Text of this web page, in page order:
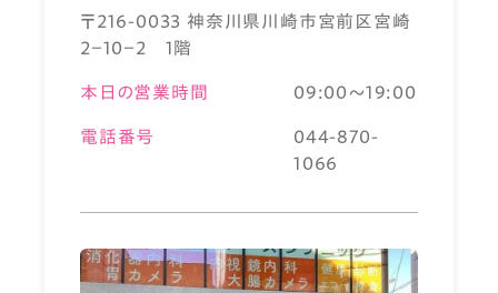
〒216-0033 神奈川県川崎市宮前区宮崎
2－10－2 1階
本日の営業時間 09:00～19:00
電話番号
044-870-
1066